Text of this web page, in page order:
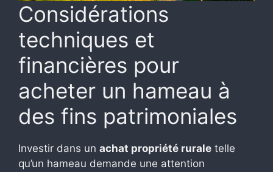
Considérations
techniques et
financières pour
acheter un hameau à
des fins patrimoniales
Investir dans un achat propriété rurale telle
qu’un hameau demande une attention